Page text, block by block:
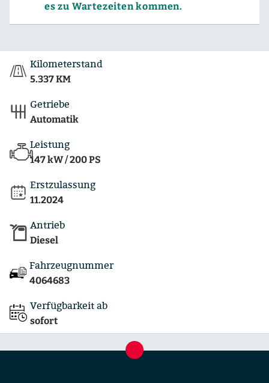
es zu Wartezeiten kommen.
Kilometerstand
5.337 KM
Getriebe
Automatik
Leistung
147 kW / 200 PS
Erstzulassung
11.2024
Antrieb
Diesel
Fahrzeugnummer
4064683
Verfügbarkeit ab
sofort